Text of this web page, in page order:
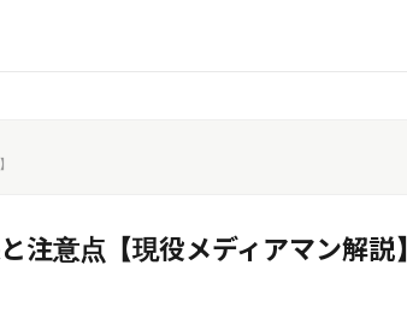
注意点【現役メディアマン解説】